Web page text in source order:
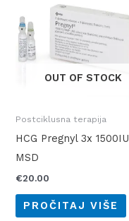
OUT OF STOCK
Postciklusna terapija
HCG Pregnyl 3x 1500IU
MSD
€20.00
PROČITAJ VIŠE